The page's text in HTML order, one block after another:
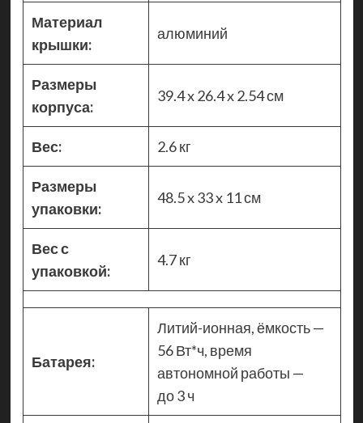
Материал
крышки:
алюминий
Размеры
корпуса:
39.4 x 26.4 x 2.54 см
Вес: 2.6 кг
Размеры
упаковки:
48.5 x 33 x 11 см
Вес с
упаковкой:
4.7 кг
Батарея:
Литий-ионная, ёмкость —
56 Вт*ч, время
автономной работы —
до 3 ч